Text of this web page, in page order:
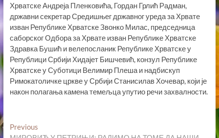
Хрватске Андреја Пленковића, Гордан Грлић Радман,
државни секретар Средишњег државног уреда за Хрвате
изван Републике Хрватске Звонко Милас, председница
саборског Одбора за Хрвате изван Републике Хрватске
Здравка Бушић и велепосланик Републике Хрватске у
Републици Србији Хидајет Бишчевић, конзул Републике
Хрватске у Суботици Велимир Плеша и надбискуп
Римокатоличке цркве у Србији Станисилав Хочевар, који је
након полагања камена темељца упутио речи захвалности.
Кретање
PreviousPrevious